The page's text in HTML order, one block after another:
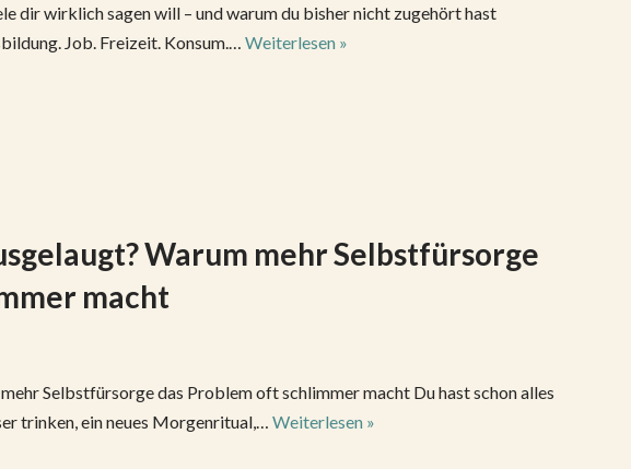
dir wirklich sagen will – und warum du bisher nicht zugehört hast
Job. Freizeit. Konsum.… Weiterlesen »
Warum mehr Selbstfürsorge
macht
Selbstfürsorge das Problem oft schlimmer macht Du hast schon alles
trinken, ein neues Morgenritual,… Weiterlesen »